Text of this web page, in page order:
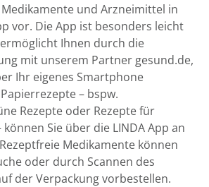
Medikamente und Arzneimittel in
vor. Die App ist besonders leicht
Ihnen durch die
mit unserem Partner gesund.de,
Ihr eigenes Smartphone
– bspw.
Rezepte oder Rezepte für
Sie über die LINDA App an
Medikamente können
oder durch Scannen des
der Verpackung vorbestellen.